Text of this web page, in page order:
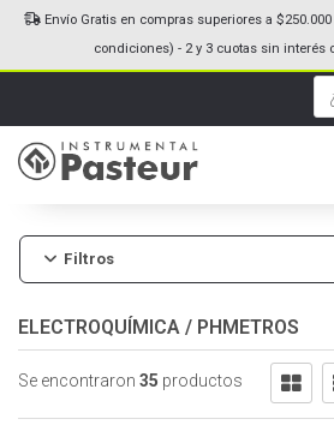
Envío Gratis en compras superiores a
condiciones) - 2 y 3 cuotas sin interés
Filtros
ELECTROQUÍMICA / PHMETROS
Se encontraron 35 productos